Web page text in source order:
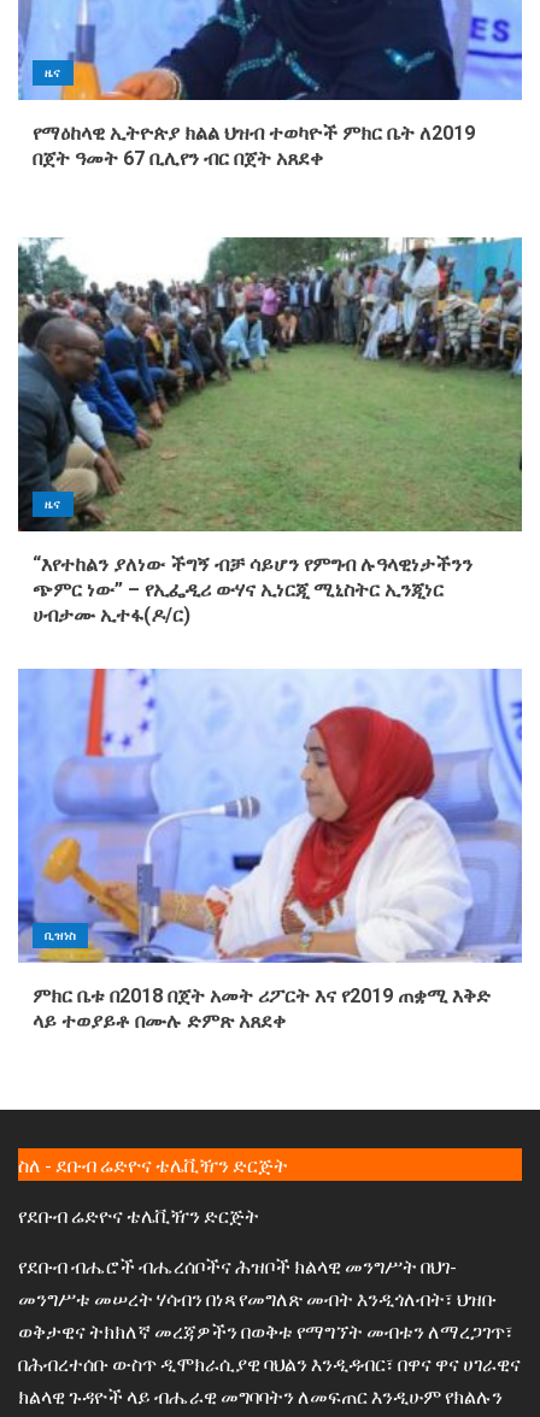
ዜና
የማዕከላዊ ኢትዮጵያ ክልል ህዝብ ተወካዮች ምክር ቤት ለ2019
በጀት ዓመት 67 ቢሊየን ብር በጀት አጸደቀ
ዜና
“እየተከልን ያለነው ችግኝ ብቻ ሳይሆን የምግብ ሉዓላዊነታችንን
ጭምር ነው” – የኢፌዲሪ ውሃና ኢነርጂ ሚኒስትር ኢንጂነር
ሀብታሙ ኢተፋ(ዶ/ር)
ቢዝነስ
ምክር ቤቱ በ2018 በጀት አመት ሪፖርት እና የ2019 ጠቋሚ እቅድ
ላይ ተወያይቶ በሙሉ ድምጽ አጸደቀ
ስለ - ደቡብ ሬድዮና ቴሌቪዥን ድርጅት
የደቡብ ሬድዮና ቴሌቪዥን ድርጅት
የደቡብ ብሔሮች ብሔረሰቦችና ሕዝቦች ክልላዊ መንግሥት በህገ-
መንግሥቱ መሠረት ሃሳብን በነጻ የመግለጽ መብት እንዲጎለብት፣ ህዝቡ
ወቅታዊና ትክክለኛ መረጃዎችን በወቅቱ የማግኘት መብቱን ለማረጋገጥ፣
በሕብረተሰቡ ውስጥ ዲሞክራሲያዊ ባህልን እንዲዳብር፣ በዋና ዋና ሀገራዊና
ክልላዊ ጉዳዮች ላይ ብሔራዊ መግባባትን ለመፍጠር እንዲሁም የክልሉን